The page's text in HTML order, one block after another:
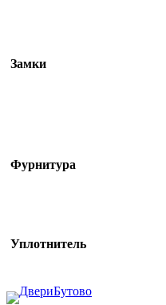
Замки
Фурнитура
Уплотнитель